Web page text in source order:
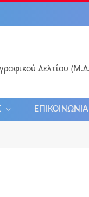
ΕΠΙΚΟΙΝΩΝΊΑ